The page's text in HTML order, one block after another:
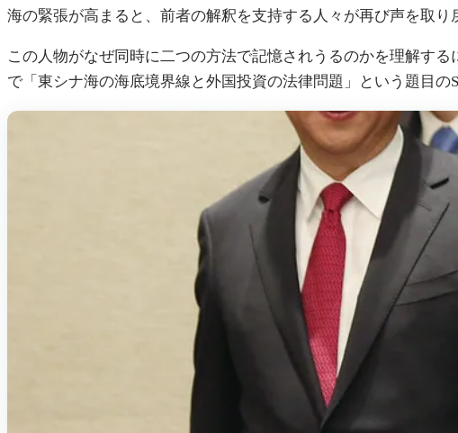
海の緊張が高まると、前者の解釈を支持する人々が再び声を取り
この人物がなぜ同時に二つの方法で記憶されうるのかを理解す
で「東シナ海の海底境界線と外国投資の法律問題」という題目